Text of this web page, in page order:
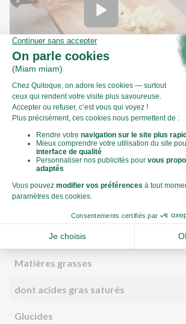
Comment couper des pommes de terre
en dés ?
Valeurs nutritionnelles
Par personne
Énergie (kCal)
Matières grasses
dont acides gras saturés
Glucides